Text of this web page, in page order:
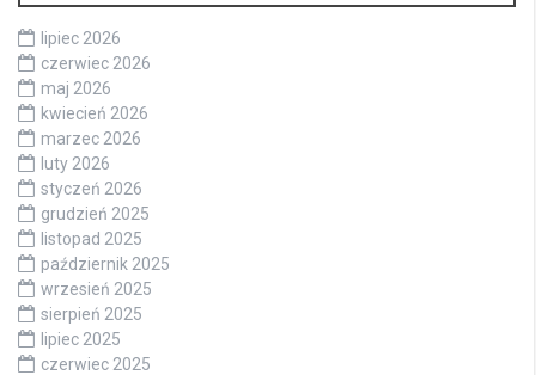
lipiec 2026
czerwiec 2026
maj 2026
kwiecień 2026
marzec 2026
luty 2026
styczeń 2026
grudzień 2025
listopad 2025
październik 2025
wrzesień 2025
sierpień 2025
lipiec 2025
czerwiec 2025